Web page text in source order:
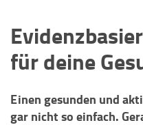
für deine
Einen gesunden und
gar nicht so einfach.